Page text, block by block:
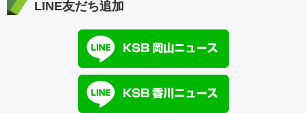
LINE友だち追加